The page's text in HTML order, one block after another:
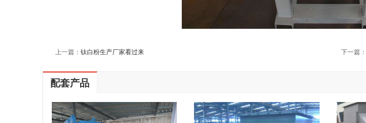
上一篇： 钛白粉生产厂家看过来 下一篇：
配套产品